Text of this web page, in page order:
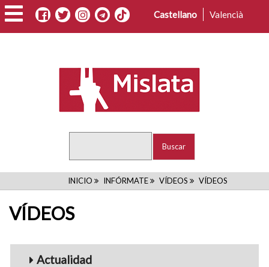
Pasar
al
contenido
Castellano Valencià
RUTA
INICIO INFÓRMATE VÍDEOS VÍDEOS
VÍDEOS
Menu_Videos
Actualidad